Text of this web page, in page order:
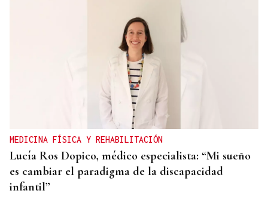
MEDICINA FÍSICA Y REHABILITACIÓN
Lucía Ros Dopico, médico especialista: “Mi sueño
es cambiar el paradigma de la discapacidad
infantil”